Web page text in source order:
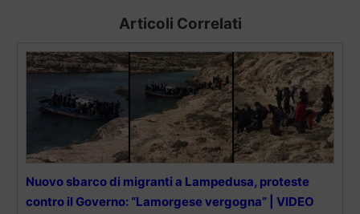
Articoli Correlati
Nuovo sbarco di migranti a Lampedusa, proteste
contro il Governo: “Lamorgese vergogna” | VIDEO